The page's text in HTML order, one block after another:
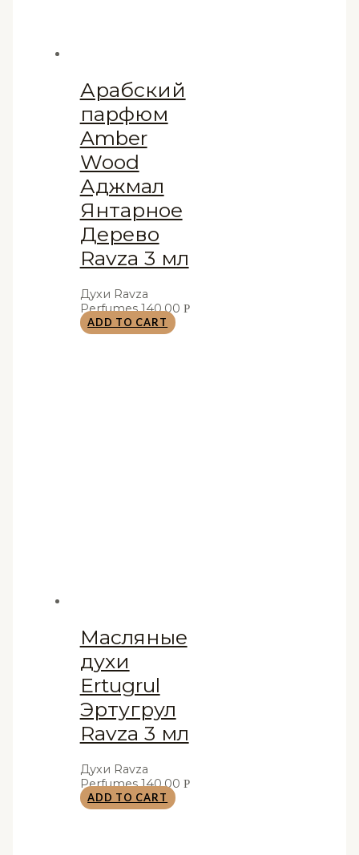
Арабский
парфюм
Amber
Wood
Аджмал
Янтарное
Дерево
Ravza 3 мл
Духи Ravza
Perfumes140,00 Р
ADD TO CART
Масляные
духи
Ertugrul
Эртугрул
Ravza 3 мл
Духи Ravza
Perfumes140,00 Р
ADD TO CART